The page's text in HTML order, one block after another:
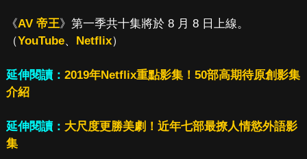
《AV 帝王》第一季共十集將於 8 月 8 日上線。
（YouTube、 Netflix）
延伸閱讀： 2019年Netflix重點影集！50部高期待原創影集
介紹
延伸閱讀： 大尺度更勝美劇！近年七部最撩人情慾外語影
集